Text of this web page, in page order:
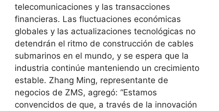
telecomunicaciones y las transacciones
financieras. Las fluctuaciones económicas
globales y las actualizaciones tecnológicas no
detendrán el ritmo de construcción de cables
submarinos en el mundo, y se espera que la
industria continúe manteniendo un crecimiento
estable. Zhang Ming, representante de
negocios de ZMS, agregó: “Estamos
convencidos de que, a través de la innovación